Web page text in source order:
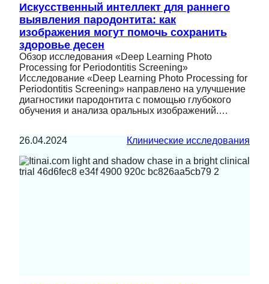
Искусственный интеллект для раннего
выявления пародонтита: как
изображения могут помочь сохранить
здоровье десен
Обзор исследования «Deep Learning Photo
Processing for Periodontitis Screening»
Исследование «Deep Learning Photo Processing for
Periodontitis Screening» направлено на улучшение
диагностики пародонтита с помощью глубокого
обучения и анализа оральных изображений.…
26.04.2024 Клинические исследования